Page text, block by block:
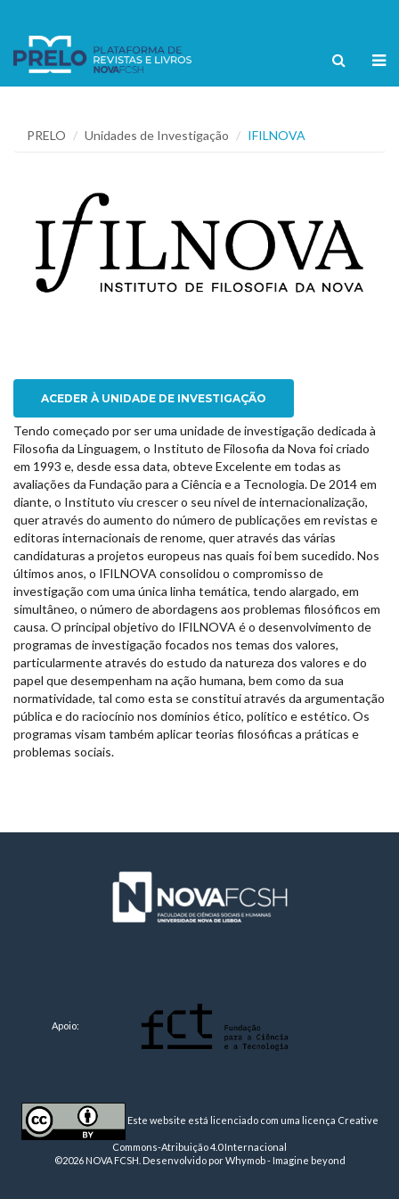
PRELO Unidades de Investigação IFILNOVA
ACEDER À UNIDADE DE INVESTIGAÇÃO
Tendo começado por ser uma unidade de investigação dedicada à
Filosofia da Linguagem, o Instituto de Filosofia da Nova foi criado
em 1993 e, desde essa data, obteve Excelente em todas as
avaliações da Fundação para a Ciência e a Tecnologia. De 2014 em
diante, o Instituto viu crescer o seu nível de internacionalização,
quer através do aumento do número de publicações em revistas e
editoras internacionais de renome, quer através das várias
candidaturas a projetos europeus nas quais foi bem sucedido. Nos
últimos anos, o IFILNOVA consolidou o compromisso de
investigação com uma única linha temática, tendo alargado, em
simultâneo, o número de abordagens aos problemas filosóficos em
causa. O principal objetivo do IFILNOVA é o desenvolvimento de
programas de investigação focados nos temas dos valores,
particularmente através do estudo da natureza dos valores e do
papel que desempenham na ação humana, bem como da sua
normatividade, tal como esta se constitui através da argumentação
pública e do raciocínio nos domínios ético, político e estético. Os
programas visam também aplicar teorias filosóficas a práticas e
problemas sociais.
Apoio:
Este website está licenciado com uma licença Creative
Commons-Atribuição 4.0 Internacional
©2026 NOVA FCSH. Desenvolvido porWhymob - Imagine beyond